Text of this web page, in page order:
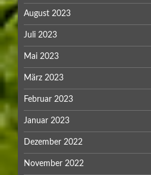
August 2023
Juli 2023
Mai 2023
März 2023
Februar 2023
Januar 2023
Dezember 2022
November 2022